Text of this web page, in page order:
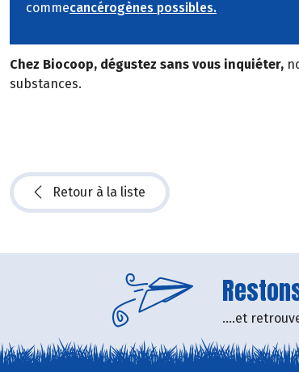
commecancérogènes possibles.
Chez Biocoop, dégustez sans vous inquiéter,
substances.
Retour à la liste
....et